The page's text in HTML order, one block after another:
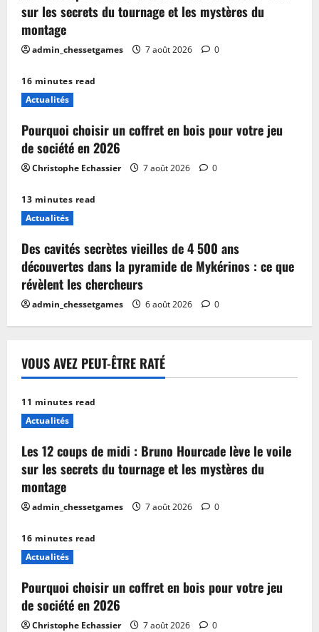
sur les secrets du tournage et les mystères du
montage
admin_chessetgames 7 août 2026 0
16 minutes read
Actualités
Pourquoi choisir un coffret en bois pour votre jeu
de société en 2026
Christophe Echassier 7 août 2026 0
13 minutes read
Actualités
Des cavités secrètes vieilles de 4 500 ans
découvertes dans la pyramide de Mykérinos : ce que
révèlent les chercheurs
admin_chessetgames 6 août 2026 0
VOUS AVEZ PEUT-ÊTRE RATÉ
11 minutes read
Actualités
Les 12 coups de midi : Bruno Hourcade lève le voile
sur les secrets du tournage et les mystères du
montage
admin_chessetgames 7 août 2026 0
16 minutes read
Actualités
Pourquoi choisir un coffret en bois pour votre jeu
de société en 2026
Christophe Echassier 7 août 2026 0